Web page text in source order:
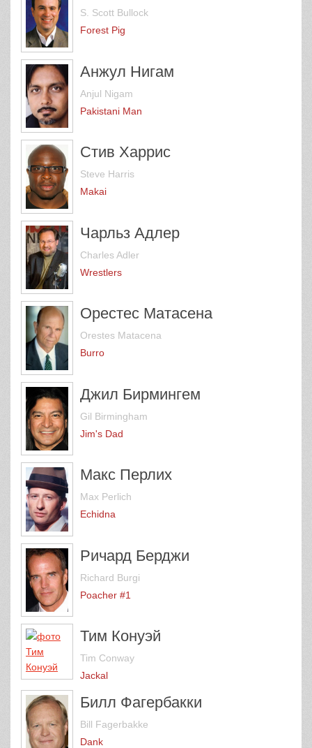
S. Scott Bullock
Forest Pig
Анжул Нигам
Anjul Nigam
Pakistani Man
Стив Харрис
Steve Harris
Makai
Чарльз Адлер
Charles Adler
Wrestlers
Орестес Матасена
Orestes Matacena
Burro
Джил Бирмингем
Gil Birmingham
Jim's Dad
Макс Перлих
Max Perlich
Echidna
Ричард Берджи
Richard Burgi
Poacher #1
Тим Конуэй
Tim Conway
Jackal
Билл Фагербакки
Bill Fagerbakke
Dank